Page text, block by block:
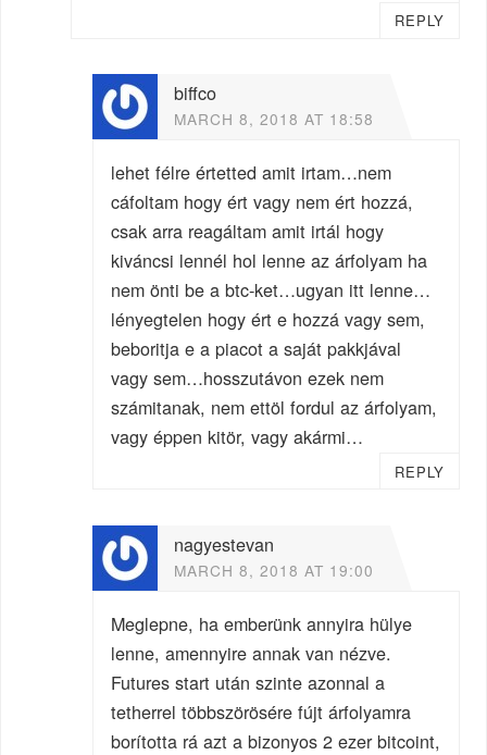
REPLY
biffco
MARCH 8, 2018 AT 18:58
lehet félre értetted amit irtam…nem
cáfoltam hogy ért vagy nem ért hozzá,
csak arra reagáltam amit irtál hogy
kiváncsi lennél hol lenne az árfolyam ha
nem önti be a btc-ket…ugyan itt lenne…
lényegtelen hogy ért e hozzá vagy sem,
beboritja e a piacot a saját pakkjával
vagy sem…hosszutávon ezek nem
számitanak, nem ettöl fordul az árfolyam,
vagy éppen kitör, vagy akármi…
REPLY
nagyestevan
MARCH 8, 2018 AT 19:00
Meglepne, ha emberünk annyira hülye
lenne, amennyire annak van nézve.
Futures start után szinte azonnal a
tetherrel többszörösére fújt árfolyamra
borította rá azt a bizonyos 2 ezer bitcoint,